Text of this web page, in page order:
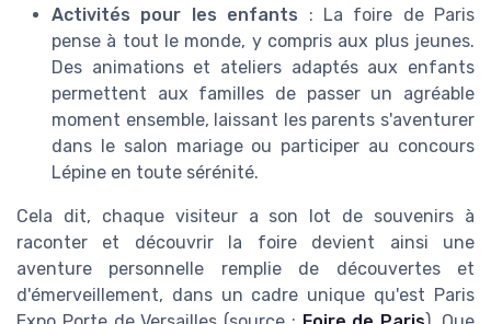
Activités pour les enfants : La foire de Paris
pense à tout le monde, y compris aux plus jeunes.
Des animations et ateliers adaptés aux enfants
permettent aux familles de passer un agréable
moment ensemble, laissant les parents s'aventurer
dans le salon mariage ou participer au concours
Lépine en toute sérénité.
Cela dit, chaque visiteur a son lot de souvenirs à
raconter et découvrir la foire devient ainsi une
aventure personnelle remplie de découvertes et
d'émerveillement, dans un cadre unique qu'est Paris